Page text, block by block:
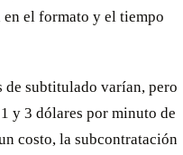
el formato y el tiempo
subtitulado varían, pero
y 3 dólares por minuto de
costo, la subcontratación